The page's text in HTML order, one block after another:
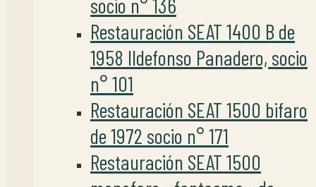
Restauración SEAT 1400 B de
1958 Ildefonso Panadero, socio
n° 101
Restauración SEAT 1500 bifaro
de 1972 socio n° 171
Restauración SEAT 1500